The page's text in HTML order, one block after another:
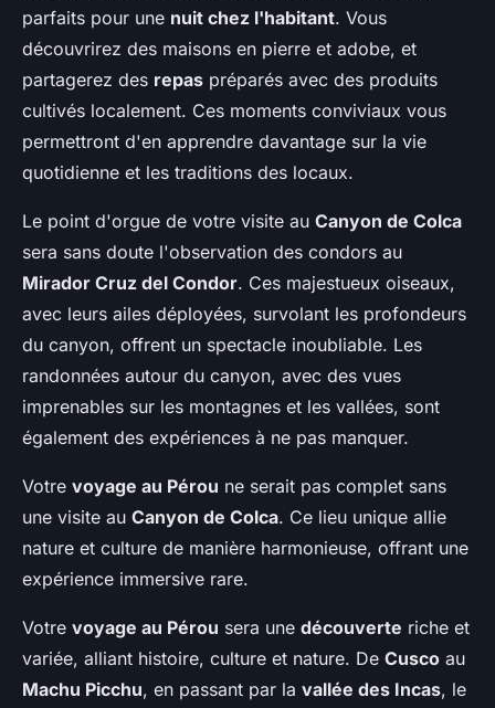
parfaits pour une nuit chez l'habitant. Vous
découvrirez des maisons en pierre et adobe, et
partagerez des repas préparés avec des produits
cultivés localement. Ces moments conviviaux vous
permettront d'en apprendre davantage sur la vie
quotidienne et les traditions des locaux.
Le point d'orgue de votre visite au Canyon de Colca
sera sans doute l'observation des condors au
Mirador Cruz del Condor. Ces majestueux oiseaux,
avec leurs ailes déployées, survolant les profondeurs
du canyon, offrent un spectacle inoubliable. Les
randonnées autour du canyon, avec des vues
imprenables sur les montagnes et les vallées, sont
également des expériences à ne pas manquer.
Votre voyage au Pérou ne serait pas complet sans
une visite au Canyon de Colca. Ce lieu unique allie
nature et culture de manière harmonieuse, offrant une
expérience immersive rare.
Votre voyage au Pérou sera une découverte riche et
variée, alliant histoire, culture et nature. De Cusco au
Machu Picchu, en passant par la vallée des Incas, le